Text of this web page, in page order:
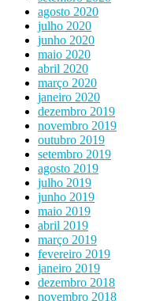
agosto 2020
julho 2020
junho 2020
maio 2020
abril 2020
março 2020
janeiro 2020
dezembro 2019
novembro 2019
outubro 2019
setembro 2019
agosto 2019
julho 2019
junho 2019
maio 2019
abril 2019
março 2019
fevereiro 2019
janeiro 2019
dezembro 2018
novembro 2018